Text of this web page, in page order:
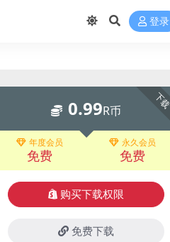
登录
下载
0.99R币
年度会员
免费
永久会员
免费
购买下载权限
免费下载